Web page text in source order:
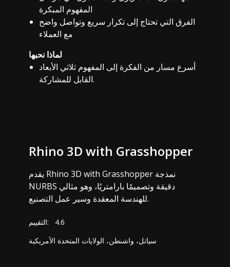
المفهوم المبكرة
الفرق التي تحتاج إلى تكرار سريع وتواصل واضح
مع العملاء
لماذا نحبها
أسرع مسار من الفكرة إلى المفهوم ثلاثي الأبعاد
القابل للمشاركة.
Rhino 3D with Grasshopper
يقدم Rhino 3D with Grasshopper نمذجة
NURBS دقيقة وتصميمًا بارامتريًا، وهو مثالي
للهندسة المعقدة وسير عمل التصنيع.
التقييم:
4.6
سياتل، واشنطن، الولايات المتحدة الأمريكية